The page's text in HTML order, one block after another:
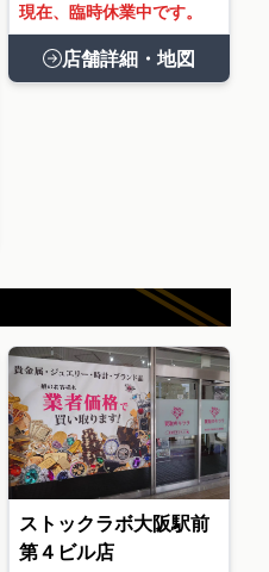
現在、臨時休業中です。
店舗詳細・地図
ストックラボ大阪駅前
第４ビル店